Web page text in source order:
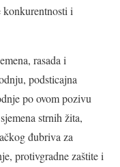
konkurentnosti i
rasada i
podsticajna
po ovom pozivu
strnih žita,
đubriva za
protivgradne zaštite i